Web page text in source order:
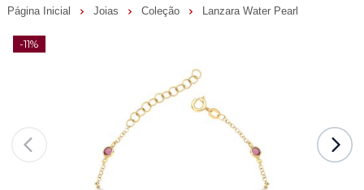
Página Inicial Joias Coleção Lanzara Water Pearl
-11%